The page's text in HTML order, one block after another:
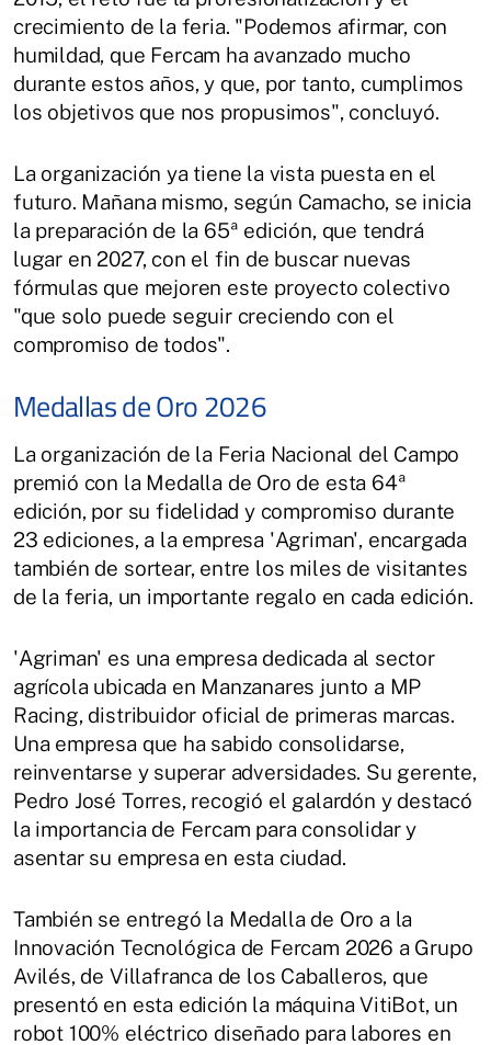
crecimiento de la feria. "Podemos afirmar, con
humildad, que Fercam ha avanzado mucho
durante estos años, y que, por tanto, cumplimos
los objetivos que nos propusimos", concluyó.
La organización ya tiene la vista puesta en el
futuro. Mañana mismo, según Camacho, se inicia
la preparación de la 65ª edición, que tendrá
lugar en 2027, con el fin de buscar nuevas
fórmulas que mejoren este proyecto colectivo
"que solo puede seguir creciendo con el
compromiso de todos".
Medallas de Oro 2026
La organización de la Feria Nacional del Campo
premió con la Medalla de Oro de esta 64ª
edición, por su fidelidad y compromiso durante
23 ediciones, a la empresa 'Agriman', encargada
también de sortear, entre los miles de visitantes
de la feria, un importante regalo en cada edición.
'Agriman' es una empresa dedicada al sector
agrícola ubicada en Manzanares junto a MP
Racing, distribuidor oficial de primeras marcas.
Una empresa que ha sabido consolidarse,
reinventarse y superar adversidades. Su gerente,
Pedro José Torres, recogió el galardón y destacó
la importancia de Fercam para consolidar y
asentar su empresa en esta ciudad.
También se entregó la Medalla de Oro a la
Innovación Tecnológica de Fercam 2026 a Grupo
Avilés, de Villafranca de los Caballeros, que
presentó en esta edición la máquina VitiBot, un
robot 100% eléctrico diseñado para labores en